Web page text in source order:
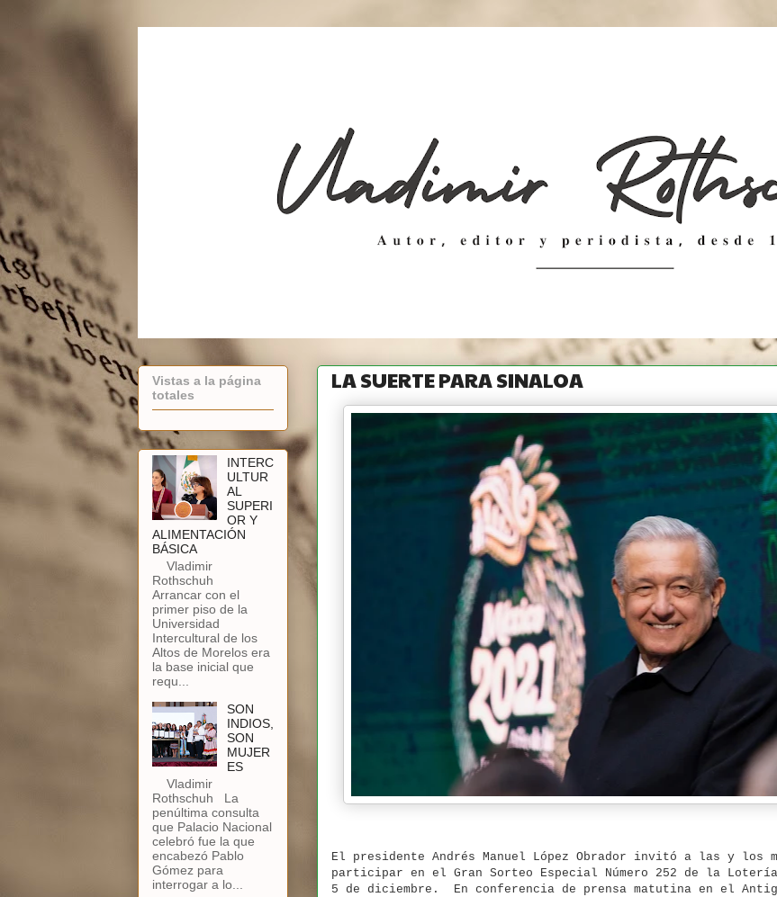
LA SUERTE PARA SINALOA
El presidente Andrés Manuel López Obrador invitó a las y los
participar en el Gran Sorteo Especial Número 252 de la
5 de diciembre.
En conferencia de prensa matutina en el
Vistas a la página
totales
INTERC
ULTUR
AL
SUPERI
OR Y
ALIMENTACIÓN
BÁSICA
Vladimir
Rothschuh
Arrancar con el
primer piso de la
Universidad
Intercultural de los
Altos de Morelos era
la base inicial que
requ...
SON
INDIOS,
SON
MUJER
ES
Vladimir
Rothschuh La
penúltima consulta
que Palacio Nacional
celebró fue la que
encabezó Pablo
Gómez para
interrogar a lo...